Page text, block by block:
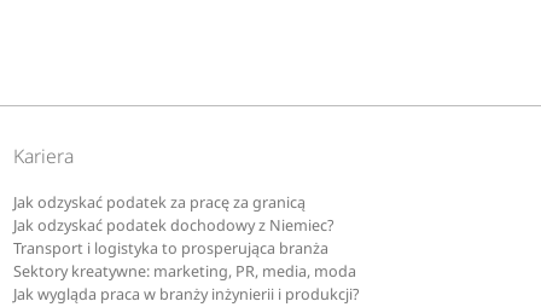
Kariera
Jak odzyskać podatek za pracę za granicą
Jak odzyskać podatek dochodowy z Niemiec?
Transport i logistyka to prosperująca branża
Sektory kreatywne: marketing, PR, media, moda
Jak wygląda praca w branży inżynierii i produkcji?